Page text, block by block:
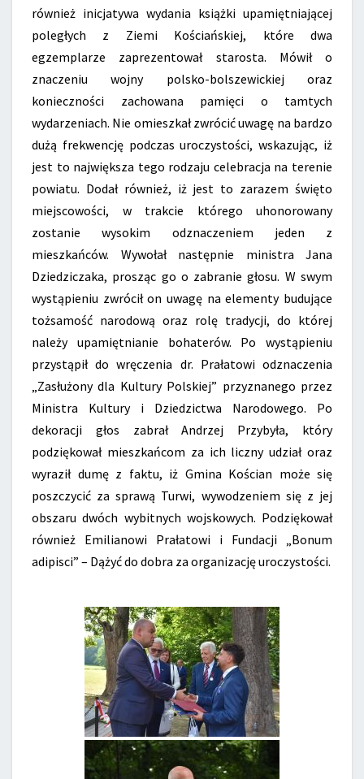
również inicjatywa wydania książki upamiętniającej
poległych z Ziemi Kościańskiej, które dwa
egzemplarze zaprezentował starosta. Mówił o
znaczeniu wojny polsko-bolszewickiej oraz
konieczności zachowana pamięci o tamtych
wydarzeniach. Nie omieszkał zwrócić uwagę na bardzo
dużą frekwencję podczas uroczystości, wskazując, iż
jest to największa tego rodzaju celebracja na terenie
powiatu. Dodał również, iż jest to zarazem święto
miejscowości, w trakcie którego uhonorowany
zostanie wysokim odznaczeniem jeden z
mieszkańców. Wywołał następnie ministra Jana
Dziedziczaka, prosząc go o zabranie głosu. W swym
wystąpieniu zwrócił on uwagę na elementy budujące
tożsamość narodową oraz rolę tradycji, do której
należy upamiętnianie bohaterów. Po wystąpieniu
przystąpił do wręczenia dr. Prałatowi odznaczenia
„Zasłużony dla Kultury Polskiej” przyznanego przez
Ministra Kultury i Dziedzictwa Narodowego. Po
dekoracji głos zabrał Andrzej Przybyła, który
podziękował mieszkańcom za ich liczny udział oraz
wyraził dumę z faktu, iż Gmina Kościan może się
poszczycić za sprawą Turwi, wywodzeniem się z jej
obszaru dwóch wybitnych wojskowych. Podziękował
również Emilianowi Prałatowi i Fundacji „Bonum
adipisci” – Dążyć do dobra za organizację uroczystości.